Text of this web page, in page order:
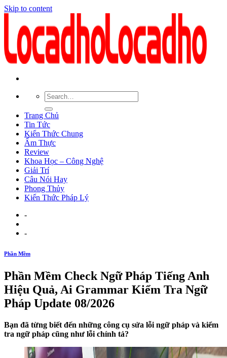
Skip to content
Trang Chủ
Tin Tức
Kiến Thức Chung
Ẩm Thực
Review
Khoa Học – Công Nghệ
Giải Trí
Câu Nói Hay
Phong Thủy
Kiến Thức Pháp Lý
-
-
Phần Mềm
Phần Mềm Check Ngữ Pháp Tiếng Anh
Hiệu Quả, Ai Grammar Kiểm Tra Ngữ
Pháp Update 08/2026
Bạn đã từng biết đến những công cụ sửa lỗi ngữ pháp và kiểm
tra ngữ pháp cũng như lỗi chính tả?